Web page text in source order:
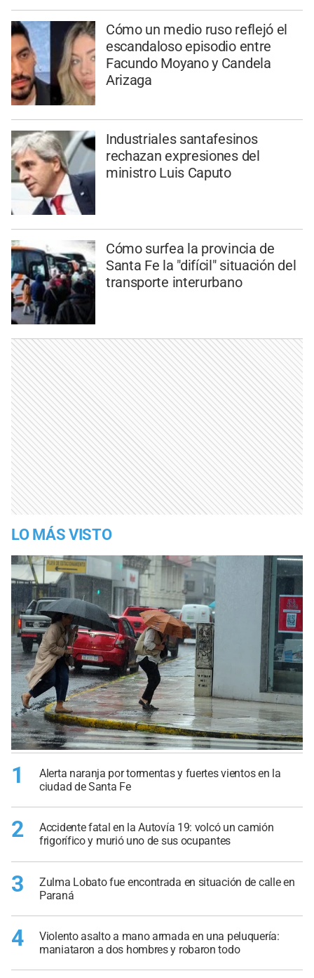
Cómo un medio ruso reflejó el
escandaloso episodio entre
Facundo Moyano y Candela
Arizaga
Industriales santafesinos
rechazan expresiones del
ministro Luis Caputo
Cómo surfea la provincia de
Santa Fe la "difícil" situación del
transporte interurbano
LO MÁS VISTO
1
Alerta naranja por tormentas y fuertes vientos en la
ciudad de Santa Fe
2
Accidente fatal en la Autovía 19: volcó un camión
frigorífico y murió uno de sus ocupantes
3
Zulma Lobato fue encontrada en situación de calle en
Paraná
4
Violento asalto a mano armada en una peluquería:
maniataron a dos hombres y robaron todo